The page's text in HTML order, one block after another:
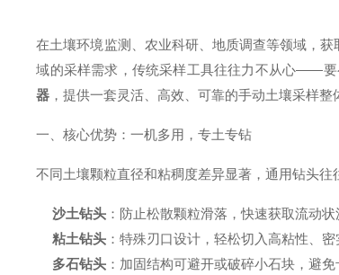
在土壤环境监测、农业科研、地质调查等领域，
域的采样需求，传统采样工具往往力不从心——要
器 ，提供一套灵活、高效、可靠的手动土壤采样整
一、核心优势：一机多用，专土专钻
不同土壤颗粒直径和粘稠度差异显著，通用钻头
沙土钻头 ：防止松散颗粒滑落，快速获取流动状
粘土钻头 ：特殊刃口设计，轻松切入高粘性、密
多石钻头 ：加固结构可避开或破碎小石块，避免